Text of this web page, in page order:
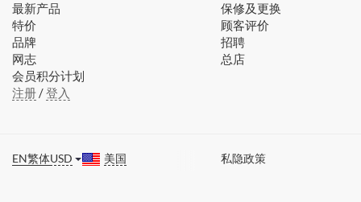
最新产品
特价
品牌
网志
会员积分计划
注册/登入
保修及更换
顾客评价
招聘
总店
EN繁体USD 美国 私隐政策